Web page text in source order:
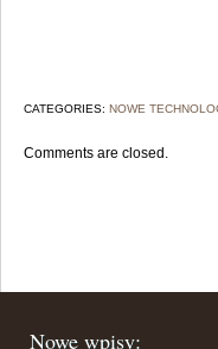
CATEGORIES: NOWE
Comments are closed.
Nowe wpisy: